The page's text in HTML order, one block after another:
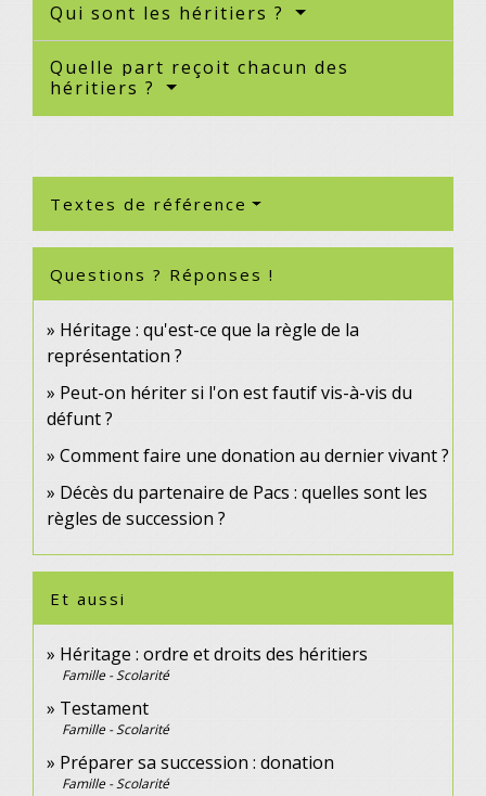
Qui sont les héritiers ?
Quelle part reçoit chacun des
héritiers ?
Textes de référence
Questions ? Réponses !
Héritage : qu'est-ce que la règle de la
représentation ?
Peut-on hériter si l'on est fautif vis-à-vis du
défunt ?
Comment faire une donation au dernier vivant ?
Décès du partenaire de Pacs : quelles sont les
règles de succession ?
Et aussi
Héritage : ordre et droits des héritiers
Famille - Scolarité
Testament
Famille - Scolarité
Préparer sa succession : donation
Famille - Scolarité